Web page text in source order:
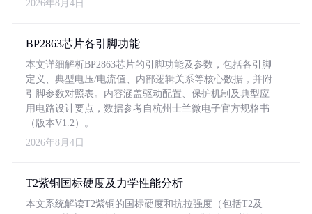
2026年8月4日
BP2863芯片各引脚功能
本文详细解析BP2863芯片的引脚功能及参数，包括各引脚
定义、典型电压/电流值、内部逻辑关系等核心数据，并附
引脚参数对照表。内容涵盖驱动配置、保护机制及典型应
用电路设计要点，数据参考自杭州士兰微电子官方规格书
（版本V1.2）。
2026年8月4日
T2紫铜国标硬度及力学性能分析
本文系统解读T2紫铜的国标硬度和抗拉强度（包括T2及